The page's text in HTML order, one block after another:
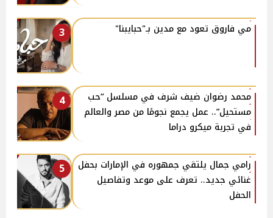
3 مي فاروق تعود مع مدين بـ"حبايبنا"
4
محمد رضوان ضيف شرف في مسلسل “حب
مستحيل”.. عمل يجمع نجومًا من مصر والعالم
في تجربة ميكرو دراما
5
رامي جمال يلتقي جمهوره في الإمارات بحفل
غنائي جديد.. تعرف على موعد وتفاصيل
الحفل